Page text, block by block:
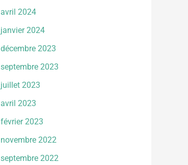
avril 2024
janvier 2024
décembre 2023
septembre 2023
juillet 2023
avril 2023
février 2023
novembre 2022
septembre 2022